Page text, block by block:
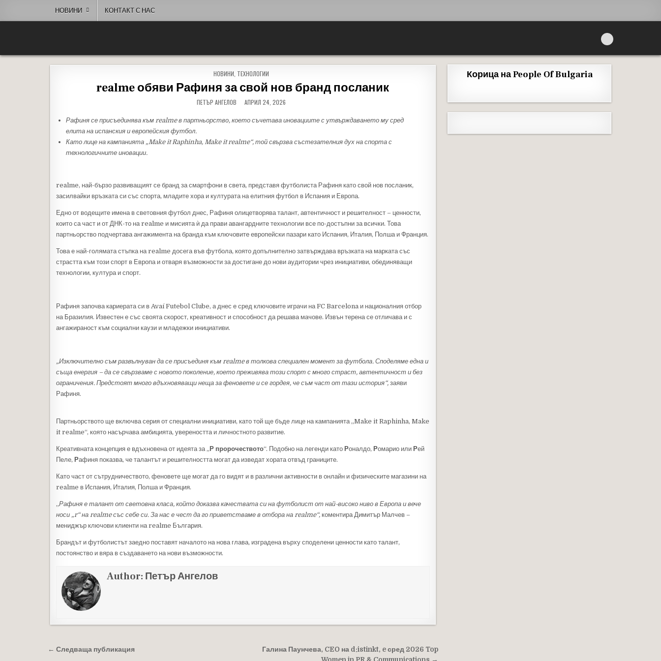
НОВИНИ КОНТАКТ С НАС
POSTED IN
НОВИНИ ТЕХНОЛОГИИ
realme обяви Рафиня за свой нов бранд посланик
ПЕТЪР АНГЕЛОВ АПРИЛ 24, 2026
Рафиня се присъединява към realmeв партньорство, което съчетава иновациите с утвърждаването му сред
елита на испанския и европейския футбол.
Като лице на кампанията „Make it Raphinha, Make it realme“, той свързва състезателния дух на спорта с
технологичните иновации.
realme, най-бързо развиващият се бранд за смартфони в света, представя футболиста Рафиня като свой нов посланик,
засилвайки връзката си със спорта, младите хора и културата на елитния футбол в Испания и Европа.
Едно от водещите имена в световния футбол днес, Рафиня олицетворява талант, автентичност и решителност – ценности,
които са част и от ДНК-то на realme и мисията ѝ да прави авангардните технологии все по-достъпни за всички. Това
партньорство подчертава ангажимента на бранда към ключовите европейски пазари като Испания, Италия, Полша и Франция.
Това е най-голямата стъпка на realme досега във футбола, която допълнително затвърждава връзката на марката със
страстта към този спорт в Европа и отваря възможности за достигане до нови аудитории чрез инициативи, обединяващи
технологии, култура и спорт.
Рафиня започва кариерата си в Avaí Futebol Clube, а днес е сред ключовите играчи на FC Barcelona и националния отбор
на Бразилия. Известен е със своята скорост, креативност и способност да решава мачове. Извън терена се отличава и с
ангажираност към социални каузи и младежки инициативи.
„Изключително съм развълнуван да се присъединя към realme в толкова специален момент за футбола. Споделяме една и
съща енергия – да се свързваме с новото поколение, което преживява този спорт с много страст, автентичност и без
ограничения. Предстоят много вдъхновяващи неща за феновете и се гордея, че съм част от тази история“, заяви
Рафиня.
Партньорството ще включва серия от специални инициативи, като той ще бъде лице на кампанията „Make it Raphinha, Make
it realme“, която насърчава амбицията, увереността и личностното развитие.
Креативната концепция е вдъхновена от идеята за „ Р пророчеството“. Подобно на легенди като Роналдо, Ромарио или Рей
Пеле, Рафиня показва, че талантът и решителността могат да изведат хората отвъд границите.
Като част от сътрудничеството, феновете ще могат да го видят и в различни активности в онлайн и физическите магазини на
realme в Испания, Италия, Полша и Франция.
„Рафиня е талант от световна класа, който доказва качествата си на футболист от най-високо ниво в Европа и вече
носи „r“ на realme със себе си. За нас е чест да го приветстваме в отбора на realme“, коментира Димитър Малчев –
мениджър ключови клиенти на realme България.
Брандът и футболистът заедно поставят началото на нова глава, изградена върху споделени ценности като талант,
постоянство и вяра в създаването на нови възможности.
Author: Петър Ангелов
Навигация
Галина Паунчева, CEO на d:istinkt, e сред 2026 Top
← Следваща публикация
Корица на People Of Bulgaria